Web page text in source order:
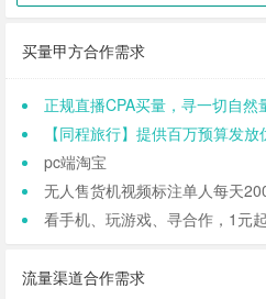
买量甲方合作需求
正规直播CPA买量，寻一切自然
【同程旅行】提供百万预算发
pc端淘宝
无人售货机视频标注单人每天
看手机、玩游戏、寻合作，1元起提现，零门槛加入
流量渠道合作需求